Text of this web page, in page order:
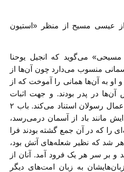
عیسی مسیح از منظر «استیون
مسیحی» می‌گوید که انجیل یوحنا
منسوب می‌دارد چون آن‌ها از
به آن‌ها همانی را آموخت که از
آن‌ها در پدر بودند. و جهت اثبات
مطلبش به آیه‌ای از کتاب اعمال رسولان استناد می‌کند. باب ۲
صدایش مانند باد از آسمان درمی‌رسد،
را که در آن جمع گشته بودند فرا
شد که نظیر شعله‌های آتش بود،
و بر سر هر یک فرود آمد. آنان از
به زبان امت‌های دیگر